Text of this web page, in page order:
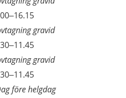
gravid
gravid
före helgdag